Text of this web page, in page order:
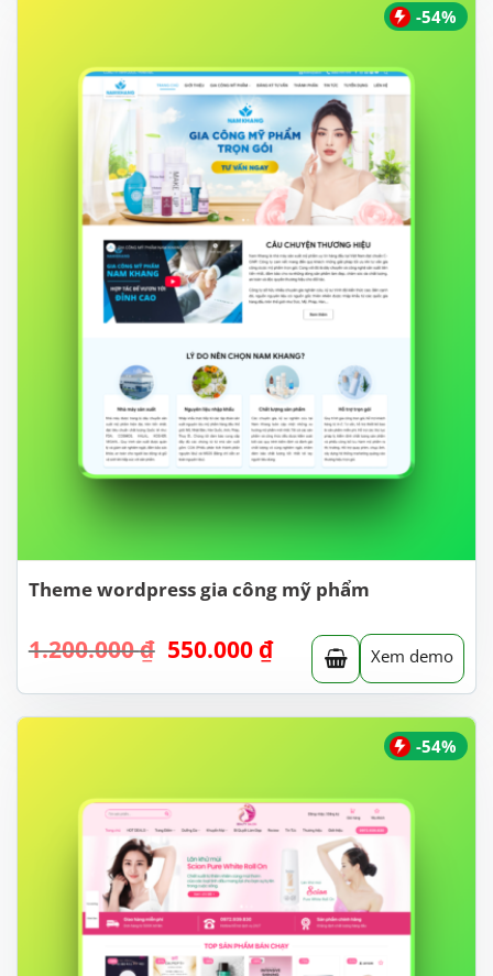
-54%
Theme wordpress gia công mỹ phẩm
1.200.000₫ Giá
là:
1.200.000 ₫.
550.000 ₫Giá
hiện
tại
là:
Xem demo
-54%